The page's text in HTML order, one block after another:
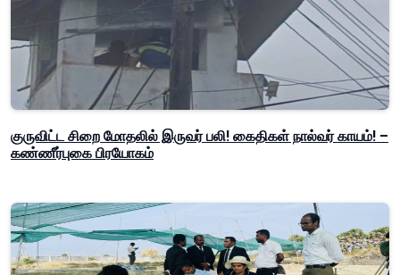
குருவிட்ட சிறை மோதலில் இருவர் பலி! கைதிகள் நால்வர் காயம்! –
கண்ணீர்புகை பிரயோகம்